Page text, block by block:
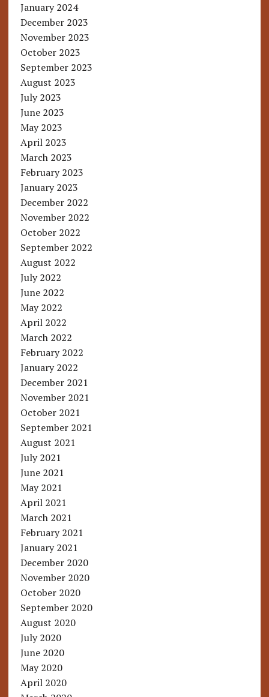
January 2024
December 2023
November 2023
October 2023
September 2023
August 2023
July 2023
June 2023
May 2023
April 2023
March 2023
February 2023
January 2023
December 2022
November 2022
October 2022
September 2022
August 2022
July 2022
June 2022
May 2022
April 2022
March 2022
February 2022
January 2022
December 2021
November 2021
October 2021
September 2021
August 2021
July 2021
June 2021
May 2021
April 2021
March 2021
February 2021
January 2021
December 2020
November 2020
October 2020
September 2020
August 2020
July 2020
June 2020
May 2020
April 2020